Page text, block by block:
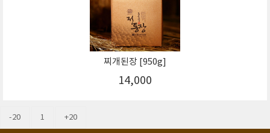
찌개된장 [950g]
14,000
-20 1 +20